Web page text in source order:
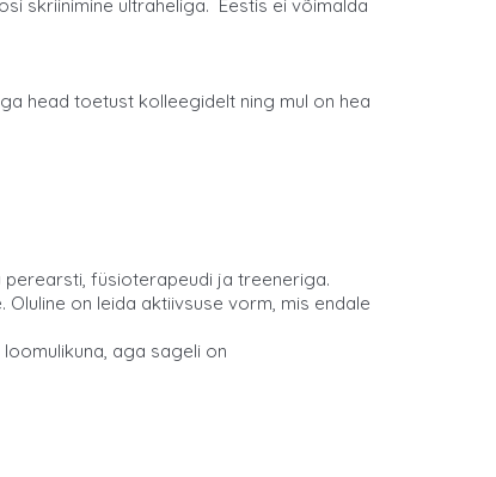
skriinimine ultraheliga. Eestis ei võimalda
head toetust kolleegidelt ning mul on hea
perearsti, füsioterapeudi ja treeneriga.
on leida aktiivsuse vorm, mis endale
aga sageli on